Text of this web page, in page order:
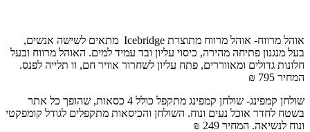
אוהל מרווח- אוהל מרווח מתוצרת Icebridge מתאים לשישה אנשים,
בעל מנגנון פתיחה מהירה, כיסוי עליון ובד עמיד למים. האוהל מרווח ובעל
חלונות גדולים ומאווררים, פתח עליון לשחרור אוויר חם, וו תלייה לפנס.
המחיר 795 ₪
שולחן קמפינג- שולחן קמפינג מתקפל כולל 4 כסאות, שהופך כל אתר
בשטח לחדר אוכל נעים ונוח. השולחן והכיסאות מתקפלים לגודל קומפקטי
ונוח לנשיאה. המחיר 249 ₪